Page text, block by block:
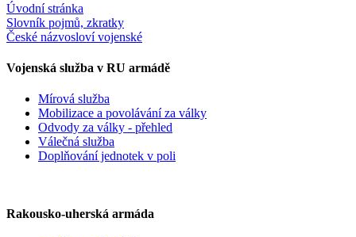
Úvodní stránka
Slovník pojmů, zkratky
České názvosloví vojenské
Vojenská služba v RU armádě
Mírová služba
Mobilizace a povolávání za války
Odvody za války - přehled
Válečná služba
Doplňování jednotek v poli
Rakousko-uherská armáda